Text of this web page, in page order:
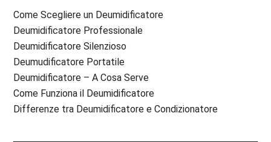
Come Scegliere un Deumidificatore
Deumidificatore Professionale
Deumidificatore Silenzioso
Deumudificatore Portatile
Deumidificatore – A Cosa Serve
Come Funziona il Deumidificatore
Differenze tra Deumidificatore e Condizionatore